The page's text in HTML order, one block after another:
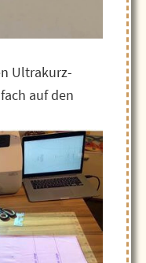
Ultrakurz-
auf den